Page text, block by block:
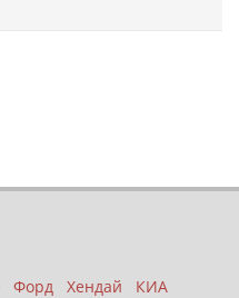
Форд Хендай
КИА